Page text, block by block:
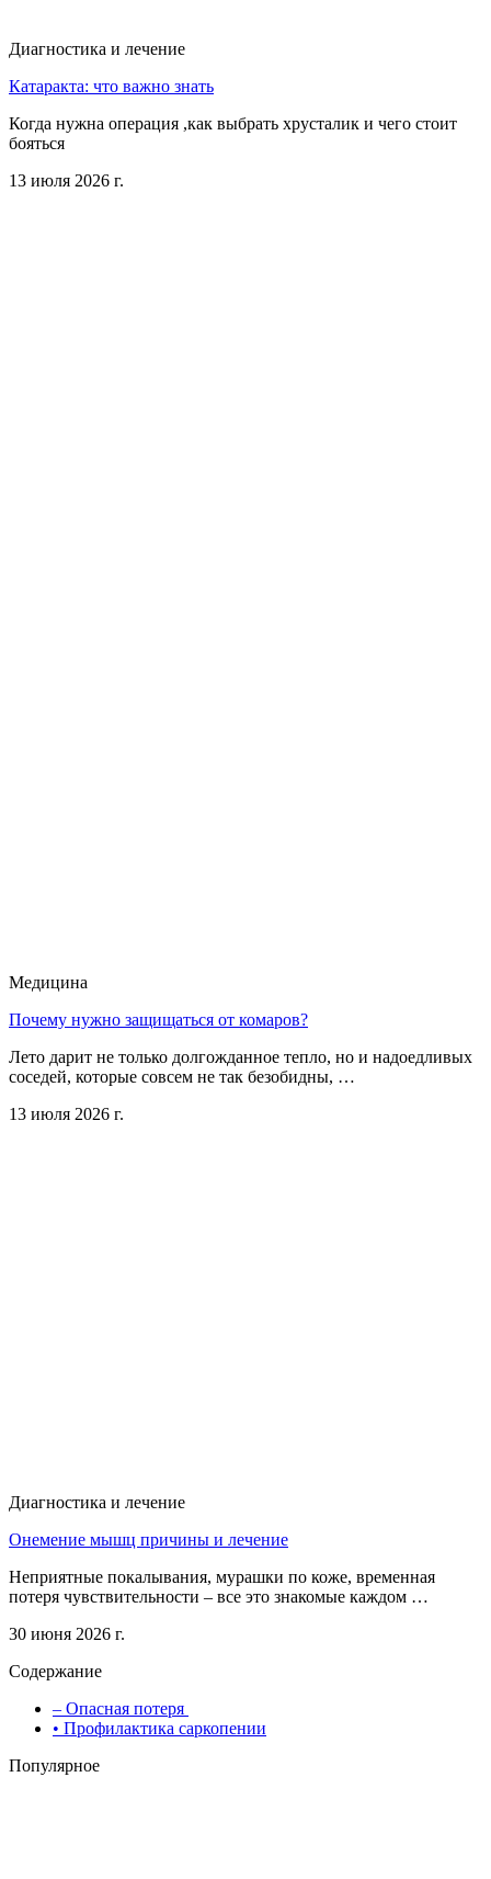
Диагностика и лечение
Катаракта: что важно знать
Когда нужна операция ,как выбрать хрусталик и чего стоит
бояться
13 июля 2026 г.
Медицина
Почему нужно защищаться от комаров?
Лето дарит не только долгожданное тепло, но и надоедливых
соседей, которые совсем не так безобидны, …
13 июля 2026 г.
Диагностика и лечение
Онемение мышц причины и лечение
Неприятные покалывания, мурашки по коже, временная
потеря чувствительности – все это знакомые каждом …
30 июня 2026 г.
Содержание
– Опасная потеря
• Профилактика саркопении
Популярное